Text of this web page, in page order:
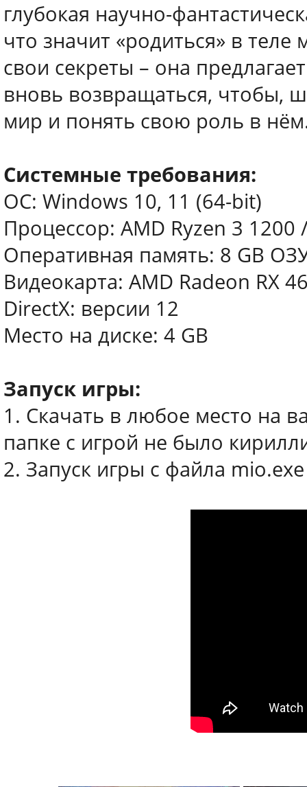
глубокая научно-
что значит «родиться» в
свои секреты – она
вновь возвращаться, чтобы,
мир и понять свою роль в
Системные требования:
ОС: Windows 10, 11 (64-bit)
Процессор: AMD Ryzen 3 1200
Оперативная память: 8 GB
Видеокарта: AMD Radeon RX
DirectX: версии 12
Место на диске: 4 GB
Запуск игры:
1. Скачать в любое место на
папке с игрой не было
2. Запуск игры с файла